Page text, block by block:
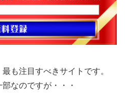
も注目すべきサイトです。
なのですが・・・